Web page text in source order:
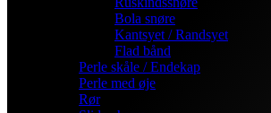
Bola snøre
Kantsyet / Randsyet
Flad bånd
Perle skåle / Endekap
Perle med øje
Rør